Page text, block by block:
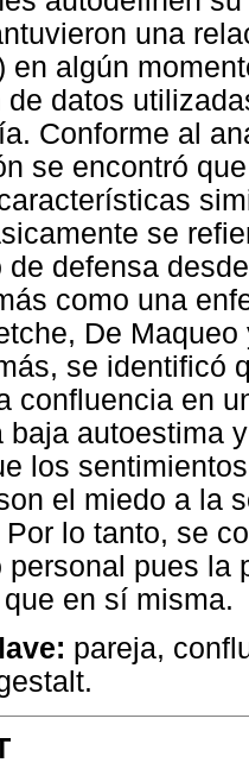
una
en algún
de datos
Conforme al
se encontró
se
de defensa
como una
De
se identificó
confluencia en
baja autoestima
los
el miedo a la
lo tanto, se
personal pues la
en sí misma.
pareja,